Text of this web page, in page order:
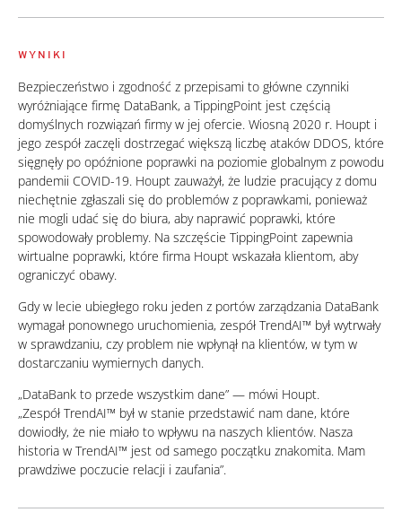
WYNIKI
Bezpieczeństwo i zgodność z przepisami to główne czynniki
wyróżniające firmę DataBank, a TippingPoint jest częścią
domyślnych rozwiązań firmy w jej ofercie. Wiosną 2020 r. Houpt i
jego zespół zaczęli dostrzegać większą liczbę ataków DDOS, które
sięgnęły po opóźnione poprawki na poziomie globalnym z powodu
pandemii COVID-19. Houpt zauważył, że ludzie pracujący z domu
niechętnie zgłaszali się do problemów z poprawkami, ponieważ
nie mogli udać się do biura, aby naprawić poprawki, które
spowodowały problemy. Na szczęście TippingPoint zapewnia
wirtualne poprawki, które firma Houpt wskazała klientom, aby
ograniczyć obawy.
Gdy w lecie ubiegłego roku jeden z portów zarządzania DataBank
wymagał ponownego uruchomienia, zespół TrendAI™ był wytrwały
w sprawdzaniu, czy problem nie wpłynął na klientów, w tym w
dostarczaniu wymiernych danych.
„DataBank to przede wszystkim dane” — mówi Houpt.
„Zespół TrendAI™ był w stanie przedstawić nam dane, które
dowiodły, że nie miało to wpływu na naszych klientów. Nasza
historia w TrendAI™ jest od samego początku znakomita. Mam
prawdziwe poczucie relacji i zaufania”.